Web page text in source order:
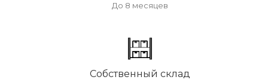
До 8 месяцев
Собственный склад